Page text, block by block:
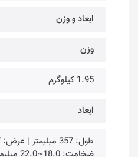
ابعاد و وزن
وزن
1.95 کیلوگرم
ابعاد